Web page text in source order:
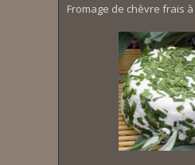
Fromage de chèvre frais